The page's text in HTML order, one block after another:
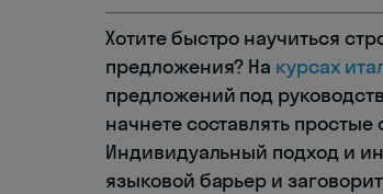
Хотите быстро научиться
предложения? На курсах
предложений под
начнете составлять
Индивидуальный подход и
языковой барьер и